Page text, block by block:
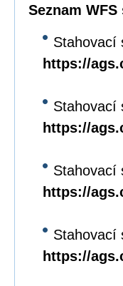
Seznam WFS
Stahovací
https://
Stahovací
https://
Stahovací
https://
Stahovací
https://